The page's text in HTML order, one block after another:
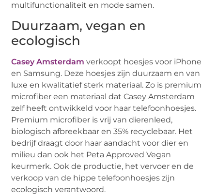
multifunctionaliteit en mode samen.
Duurzaam, vegan en
ecologisch
Casey Amsterdam verkoopt hoesjes voor iPhone
en Samsung. Deze hoesjes zijn duurzaam en van
luxe en kwalitatief sterk materiaal. Zo is premium
microfiber een materiaal dat Casey Amsterdam
zelf heeft ontwikkeld voor haar telefoonhoesjes.
Premium microfiber is vrij van dierenleed,
biologisch afbreekbaar en 35% recyclebaar. Het
bedrijf draagt door haar aandacht voor dier en
milieu dan ook het Peta Approved Vegan
keurmerk. Ook de productie, het vervoer en de
verkoop van de hippe telefoonhoesjes zijn
ecologisch verantwoord.